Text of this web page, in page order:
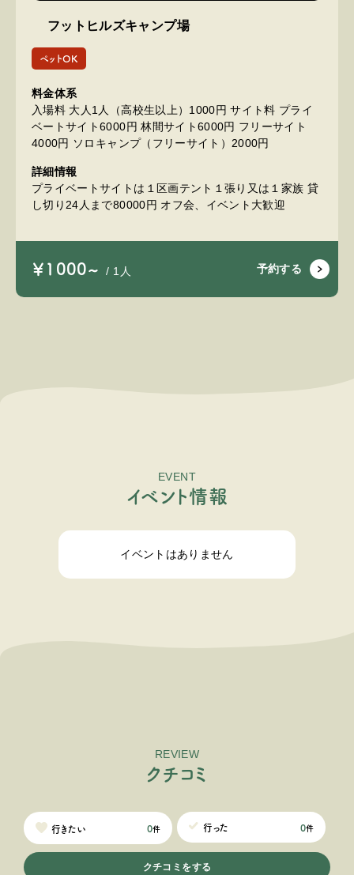
フットヒルズキャンプ場
ペットOK
料金体系
入場料 大人1人（高校生以上）1000円 サイト料 プライ
ベートサイト6000円 林間サイト6000円 フリーサイト
4000円 ソロキャンプ（フリーサイト）2000円
詳細情報
プライベートサイトは１区画テント１張り又は１家族 貸
し切り24人まで80000円 オフ会、イベント大歓迎
￥1000~ / 1人 予約する
EVENT
イベン ト情報
イベントはありません
REVIEW
ク チ コ ミ
行きたい 0件 行った 0件
クチコミをする